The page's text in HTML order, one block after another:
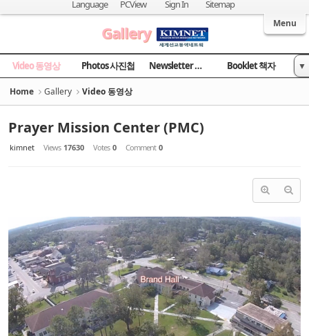
Welcome to Kingdom Inter-Missions Network
Language PCView Sign In Sitemap
Menu
Gallery
Video 동영상 Photos 사진첩 Newsletter 소식지 Booklet 책자
News 국민일보
▼
Home Gallery Video 동영상
Prayer Mission Center (PMC)
kimnet Views 17630 Votes 0 Comment 0